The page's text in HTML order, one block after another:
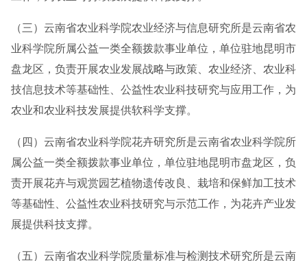
（三）云南省农业科学院农业经济与信息研究所是云南省农
业科学院所属公益一类全额拨款事业单位，单位驻地昆明市
盘龙区，负责开展农业发展战略与政策、农业经济、农业科
技信息技术等基础性、公益性农业科技研究与应用工作，为
农业和农业科技发展提供软科学支撑。
（四）云南省农业科学院花卉研究所是云南省农业科学院所
属公益一类全额拨款事业单位，单位驻地昆明市盘龙区，负
责开展花卉与观赏园艺植物遗传改良、栽培和保鲜加工技术
等基础性、公益性农业科技研究与示范工作，为花卉产业发
展提供科技支撑。
（五）云南省农业科学院质量标准与检测技术研究所是云南